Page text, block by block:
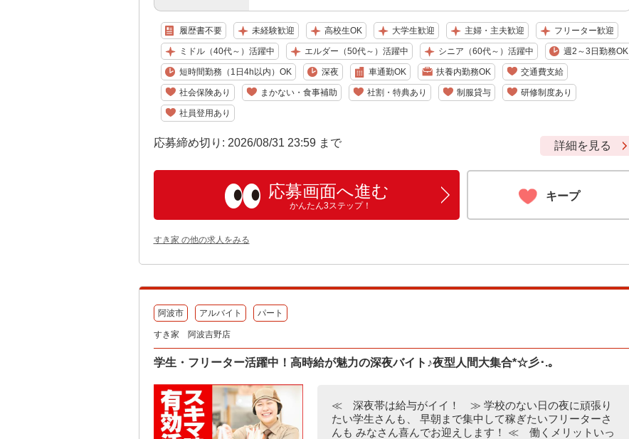
履歴書不要 未経験歓迎 高校生OK 大学生歓迎 主婦・主夫歓迎 フリーター歓迎
ミドル（40代～）活躍中 エルダー（50代～）活躍中 シニア（60代～）活躍中 週2～3日勤務OK
短時間勤務（1日4h以内）OK 深夜 車通勤OK 扶養内勤務OK 交通費支給
社会保険あり まかない・食事補助 社割・特典あり 制服貸与 研修制度あり
社員登用あり
応募締め切り: 2026/08/31 23:59 まで 詳細を見る
応募画面へ進む
かんたん3ステップ！
キープ
すき家 の他の求人をみる
阿波市 アルバイト パート
すき家 阿波吉野店
学生・フリーター活躍中！高時給が魅力の深夜バイト♪夜型人間大集合*☆彡･.｡
≪ 深夜帯は給与がイイ！ ≫ 学校のない日の夜に頑張り
たい学生さんも、 早朝まで集中して稼ぎたいフリーターさ
んも みなさん喜んでお迎えします！ ≪ 働くメリットいっ